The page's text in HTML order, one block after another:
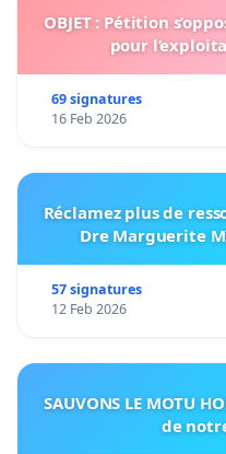
OBJET : Pétition
pour
69 signatures
16 Feb 2026
Réclamez plus de
Dre Marguerite
57 signatures
12 Feb 2026
SAUVONS LE MOTU
de